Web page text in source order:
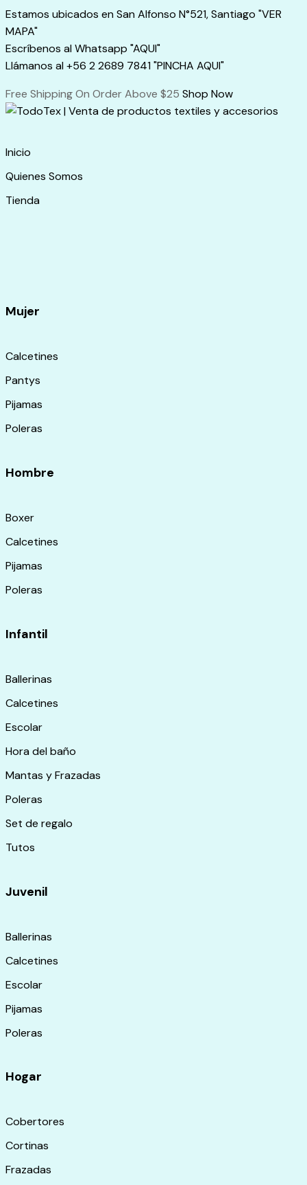
Skip
to
content
Estamos ubicados en San Alfonso N°521, Santiago "VER
MAPA"
Escríbenos al Whatsapp "AQUI"
Llámanos al +56 2 2689 7841 "PINCHA AQUI"
Free Shipping On Order Above $25 Shop Now
Inicio
Quienes Somos
Tienda
Mujer
Calcetines
Pantys
Pijamas
Poleras
Hombre
Boxer
Calcetines
Pijamas
Poleras
Infantil
Ballerinas
Calcetines
Escolar
Hora del baño
Mantas y Frazadas
Poleras
Set de regalo
Tutos
Juvenil
Ballerinas
Calcetines
Escolar
Pijamas
Poleras
Hogar
Cobertores
Cortinas
Frazadas